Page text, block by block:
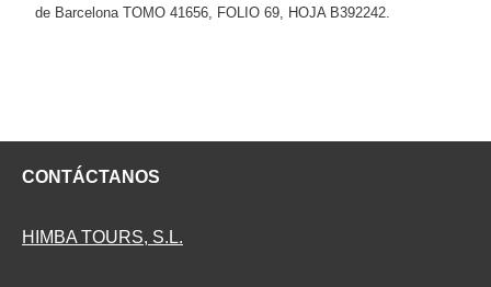
de Barcelona TOMO 41656, FOLIO 69, HOJA B392242.
CONTÁCTANOS
HIMBA TOURS, S.L.